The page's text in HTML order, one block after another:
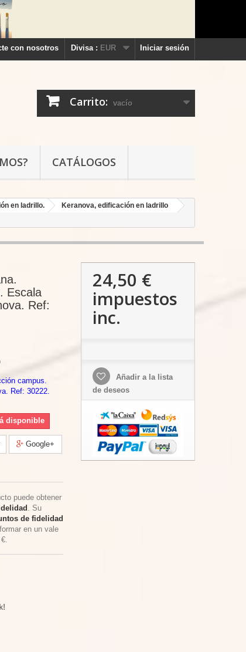
Iniciar sesión
Divisa : EUR
con nosotros
Carrito: vacío
CATÁLOGOS
en ladrillo.
Keranova, edificación en ladrillo
Escala
Ref:
campus.
Ref: 30222.
disponible
Google+
puede obtener
. Su
de fidelidad
en un vale
.
24,50 €
impuestos
inc.
Añadir a la lista
de deseos